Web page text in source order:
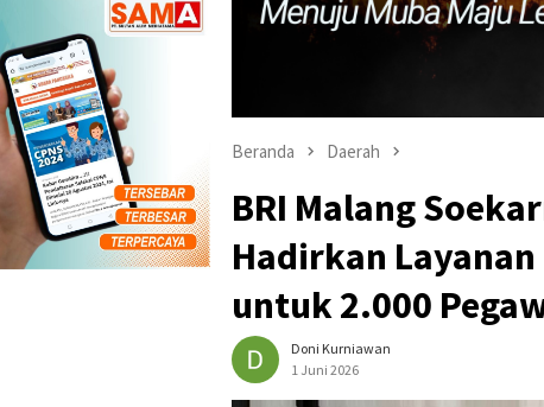
Beranda Daerah
BRI Malang
Hadirkan
untuk 2.000
Doni Kurniawan
1 Juni 2026